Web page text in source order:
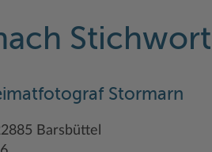
Stormarn
Barsbüttel